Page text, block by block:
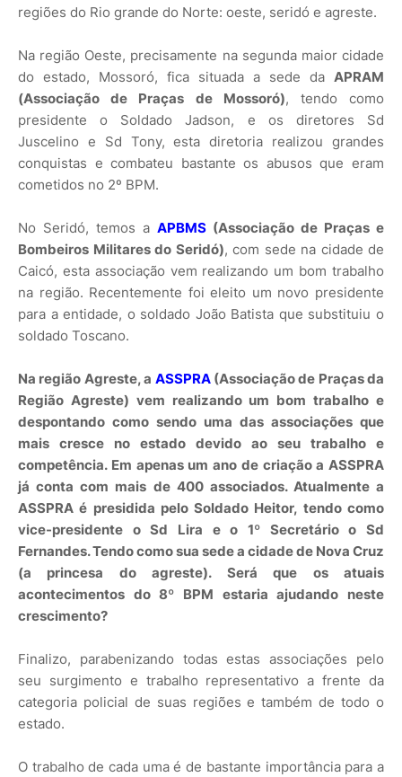
regiões do Rio grande do Norte: oeste, seridó e agreste.
Na região Oeste, precisamente na segunda maior cidade
do estado, Mossoró, fica situada a sede da APRAM
(Associação de Praças de Mossoró), tendo como
presidente o Soldado Jadson, e os diretores Sd
Juscelino e Sd Tony, esta diretoria realizou grandes
conquistas e combateu bastante os abusos que eram
cometidos no 2º BPM.
No Seridó, temos a APBMS (Associação de Praças e
Bombeiros Militares do Seridó), com sede na cidade de
Caicó, esta associação vem realizando um bom trabalho
na região. Recentemente foi eleito um novo presidente
para a entidade, o soldado João Batista que substituiu o
soldado Toscano.
Na região Agreste, a ASSPRA(Associação de Praças da
Região Agreste) vem realizando um bom trabalho e
despontando como sendo uma das associações que
mais cresce no estado devido ao seu trabalho e
competência. Em apenas um ano de criação a ASSPRA
já conta com mais de 400 associados. Atualmente a
ASSPRA é presidida pelo Soldado Heitor, tendo como
vice-presidente o Sd Lira e o 1º Secretário o Sd
Fernandes. Tendo como sua sede a cidade de Nova Cruz
(a princesa do agreste). Será que os atuais
acontecimentos do 8º BPM estaria ajudando neste
crescimento?
Finalizo, parabenizando todas estas associações pelo
seu surgimento e trabalho representativo a frente da
categoria policial de suas regiões e também de todo o
estado.
O trabalho de cada uma é de bastante importância para a